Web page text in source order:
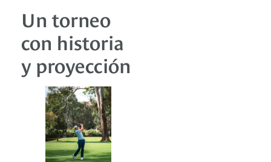
Un torneo
con historia
y proyección